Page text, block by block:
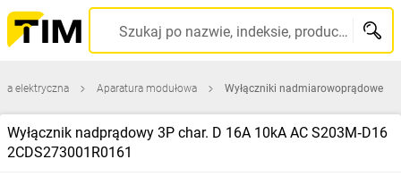
Szukaj po nazwie, indeksie, producencie, kodzie kreskowym...
elektryczna Aparatura modułowa Wyłączniki nadmiarowoprądowe
Wyłącznik nadprądowy 3P char. D 16A 10kA AC S203M‑D16
2CDS273001R0161